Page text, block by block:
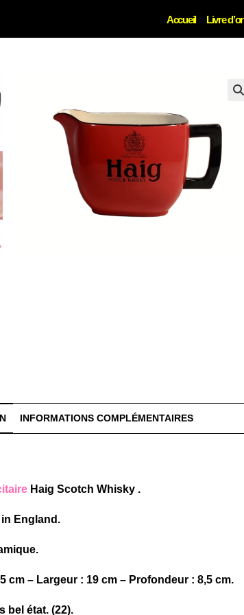
Accueil Livre d’or
INFORMATIONS COMPLÉMENTAIRES
Haig Scotch Whisky .
England.
cm – Largeur : 19 cm – Profondeur : 8,5 cm.
bel état. (22).